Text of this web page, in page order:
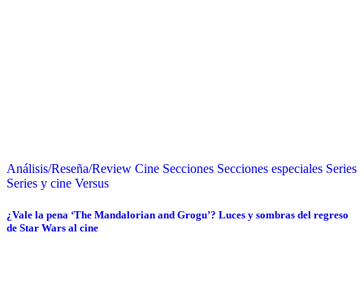
Análisis/Reseña/Review Cine Secciones Secciones especiales Series
Series y cine Versus
¿Vale la pena ‘The Mandalorian and Grogu’? Luces y sombras del regreso
de Star Wars al cine